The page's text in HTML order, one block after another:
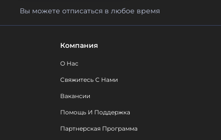
Вы можете отписаться в любое время
Компания
О Нас
Свяжитесь С Нами
Вакансии
Помощь И Поддержка
Партнерская Программа